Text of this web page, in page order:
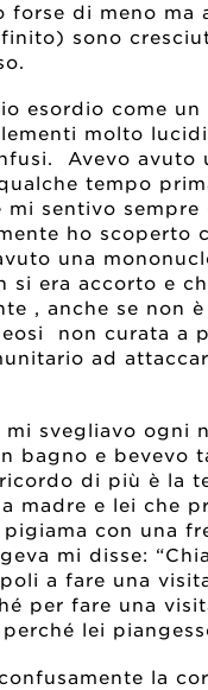
forse di meno ma
sono
esordio come
molto
Avevo avuto
tempo
mi sentivo sempre
ho scoperto
una
si era accorto e
, anche se non
non curata a
ad
mi svegliavo ogni
bagno e bevevo
di più è la
madre e lei che
con una
mi disse:
a fare una
per fare una
lei
la